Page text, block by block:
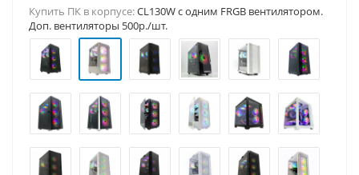
Купить ПК в корпусе:CL130W c одним FRGB вентилятором.
Доп. вентиляторы 500р./шт.